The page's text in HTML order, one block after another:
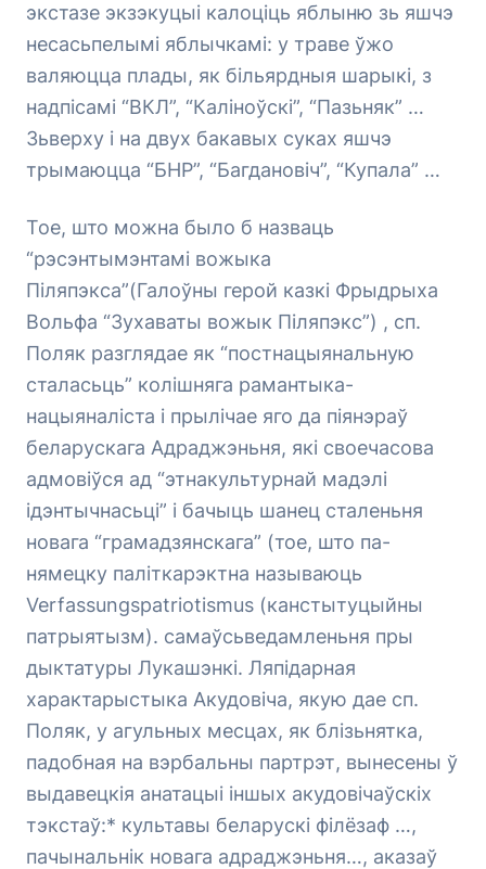
экстазе экзэкуцыі калоціць яблыню зь яшчэ
несасьпелымі яблычкамі: у траве ўжо
валяюцца плады, як більярдныя шарыкі, з
надпісамі “ВКЛ”, “Каліноўскі”, “Пазьняк” …
Зьверху і на двух бакавых суках яшчэ
трымаюцца “БНР”, “Багдановіч”, “Купала” …
Тое, што можна было б назваць
“рэсэнтымэнтамі вожыка
Піляпэкса”(Галоўны герой казкі Фрыдрыха
Вольфа “Зухаваты вожык Піляпэкс”) , сп.
Поляк разглядае як “постнацыянальную
сталасьць” колішняга рамантыка-
нацыяналіста і прылічае яго да піянэраў
беларускага Адраджэньня, які своечасова
адмовіўся ад “этнакультурнай мадэлі
ідэнтычнасьці” і бачыць шанец сталеньня
новага “грамадзянскага” (тое, што па-
нямецку паліткарэктна называюць
Verfassungspatriotismus (канстытуцыйны
патрыятызм). самаўсьведамленьня пры
дыктатуры Лукашэнкі. Ляпідарная
характарыстыка Акудовіча, якую дае сп.
Поляк, у агульных месцах, як блізьнятка,
падобная на вэрбальны партрэт, вынесены ў
выдавецкія анатацыі іншых акудовічаўскіх
тэкстаў:* культавы беларускі філёзаф …,
пачынальнік новага адраджэньня…, аказаў